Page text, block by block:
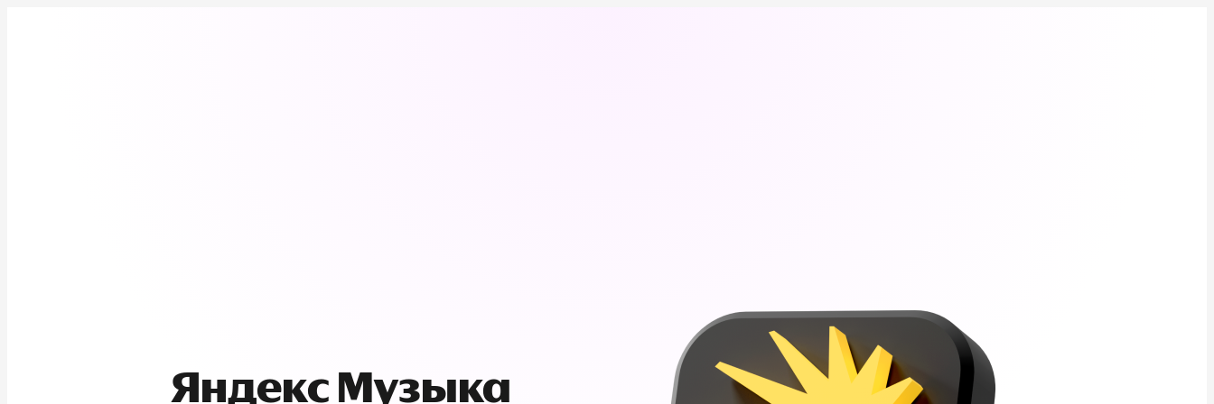
Яндекс Музыка